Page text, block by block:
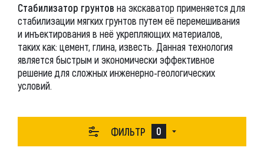
Стабилизатор грунтов на экскаватор применяется для
стабилизации мягких грунтов путем её перемешивания
и инъектирования в неё укрепляющих материалов,
таких как: цемент, глина, известь. Данная технология
является быстрым и экономически эффективное
решение для сложных инженерно-геологических
условий.
ФИЛЬТР 0
ЦЕНА, РУБ.